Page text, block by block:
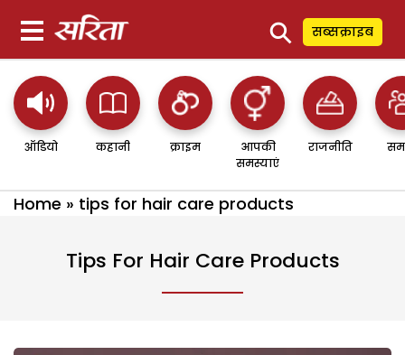
⚲ सब्सक्राइब
ऑडियो कहानी क्राइम
आपकी
समस्याएं
राजनीति
Home » tips for hair care products
Tips For Hair Care Products